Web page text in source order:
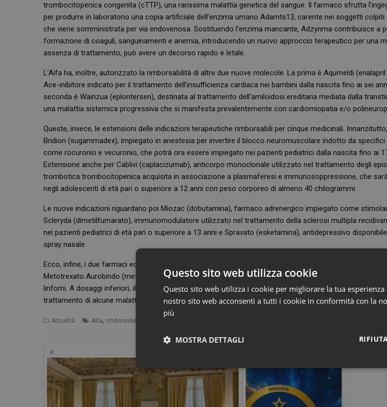
trombocitopenica congenita (cTTP), una rarissima malattia genetica del sangue. Il farmaco sfrutta
per produrre in laboratorio una copia artificiale dell’enzima umano Adamts13, carente nei soggetti colpiti
che viene somministrata per via endovenosa. Sostituendo l’enzima mancante, Adzynma contribuisce a
formazione di coaguli, sanguinamenti e anemia, introducendo un nuovo approccio terapeutico per una
assenza di trattamento, può avere un decorso rapido e letale.
L’Aifa ha, inoltre, autorizzato la rimborsabilità di altre due nuove molecole. La prima è Aqumeldi
Ace-inibitore indicato per il trattamento dell’insufficienza cardiaca nei bambini dalla nascita fino ai sei
seconda è Wainzua (eplontersen), destinata al trattamento dell’amiloidosi ereditaria mediata dalla
una malattia sistemica progressiva che si manifesta prevalentemente con cardiomiopatia e/o
Queste, invece, le estensioni delle indicazioni terapeutiche rimborsabili per cinque medicinali. Innanzitutto,
Bridion (sugammadex), impiegato in anestesia per invertire il blocco neuromuscolare indotto da
come rocuronio e vecuronio, che potrà ora essere impiegato nei pazienti pediatrici dalla nascita fino ai
Estensione anche per Cablivi (caplacizumab), anticorpo monoclonale utilizzato nel trattamento degli
trombotica trombocitopenica acquisita in associazione a plasmaferesi e immunosoppressione, che
negli adolescenti di età pari o superiore a 12 anni con peso corporeo di almeno 40 chilogrammi.
Le nuove indicazioni riguardano poi Miozac (dobutamina), farmaco adrenergico impiegato come
Scleryda (dimetilfumarato), immunomodulatore utilizzato nel trattamento della sclerosi multipla
nei pazienti pediatrici di età pari o superiore a 13 anni e Spravato (esketamina), antidepressivo
spray nasale.
Ecco, infine, i due farmaci equivalenti ora rimborsati dal Ssn: si tratta dell’antidiabetico Linagliptin Krka
Metotrexato Aurobindo (metotrexato), utilizzato in oncologia per il trattamento di alcune neoplasie, tra
linfomi. A dosaggi inferiori, il metotrexato trova impiego anche come antinfiammatorio e
trattamento di alcune malattie autoimmuni, soprattutto in ambito reumatologico e dermatologico.
Attualità Aifa, rimborsabilità
Navigazione
articoli
Questo sito web utilizza cookie
Questo sito web utilizza i cookie per migliorare la tua
nostro sito web acconsenti a tutti i cookie in conformità con la
più
MOSTRA DETTAGLI
Necessari Marketing